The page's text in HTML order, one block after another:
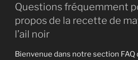
Questions fréquemment
propos de la recette de
l’ail noir
Bienvenue dans notre section FAQ